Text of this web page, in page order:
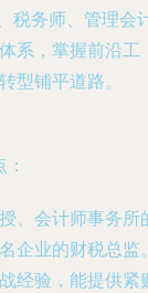
税务师、管理会
系，掌握前沿工
型铺平道路。
、会计师事务所
企业的财税总监
经验，能提供紧